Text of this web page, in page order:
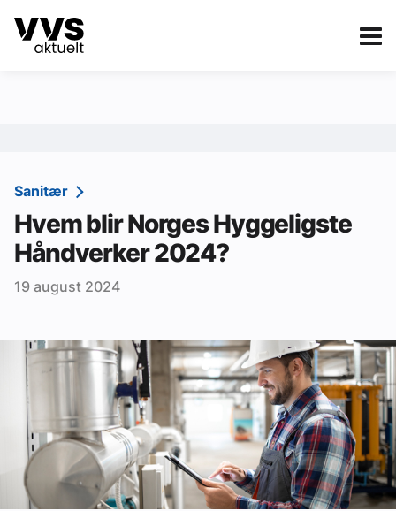
Kategorier
Sanitær
Ventilasjon
Varme og energi
Byggautomasjon
Aktuelle prosjekter
Om VVS Aktuelt
Kontakt oss:
Abonner på fagbladet Byggfakta Nyheter
Sanitær
Hvem blir Norges Hyggeligste
Håndverker 2024?
19 august 2024